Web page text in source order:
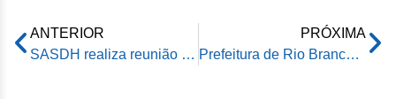
ANTERIOR
SASDH realiza reunião de planejamento no auditório da prefeitura
PRÓXIMA
Prefeitura de Rio Branco oferece terreno para construção da sede do Sindicato dos Jornalistas